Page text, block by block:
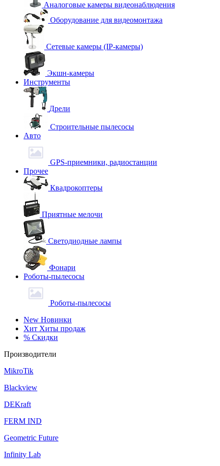
Аналоговые камеры видеонаблюдения
Оборудование для видеомонтажа
Сетевые камеры (IP-камеры)
Экшн-камеры
Инструменты
Дрели
Строительные пылесосы
Авто
GPS-приемники, радиостанции
Прочее
Квадрокоптеры
Приятные мелочи
Светодиодные лампы
Фонари
Роботы-пылесосы
Роботы-пылесосы
New Новинки
Хит Хиты продаж
% Скидки
Производители
MikroTik
Blackview
DEKraft
FERM IND
Geometric Future
Infinity Lab